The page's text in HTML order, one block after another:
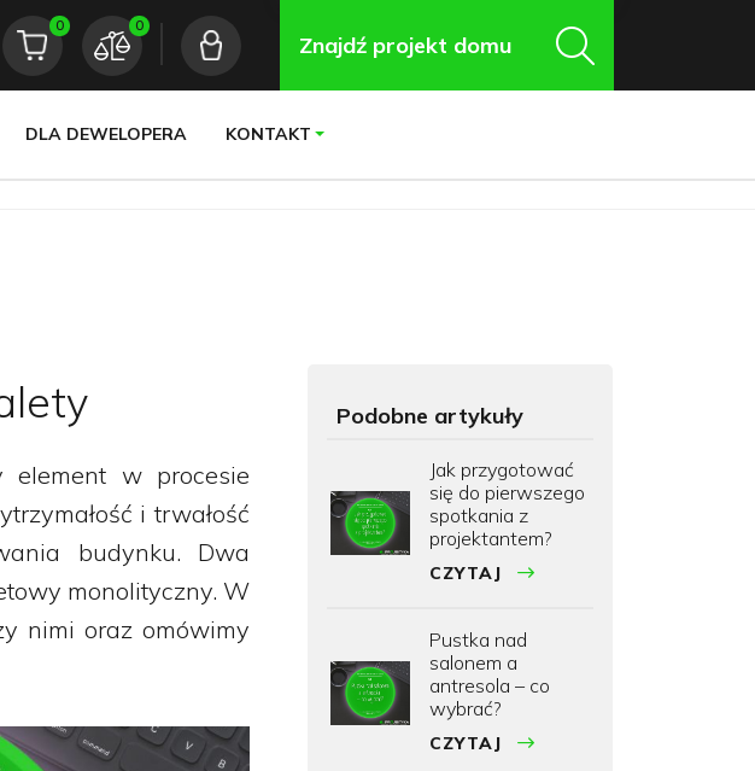
0 0
DLA DEWELOPERA KONTAKT
Znajdź projekt domu
element w procesie
i trwałość
budynku. Dwa
monolityczny. W
nimi oraz omówimy
Podobne artykuły
Jak przygotować
się do pierwszego
spotkania z
projektantem?
CZYTAJ
Pustka nad
salonem a
antresola – co
wybrać?
CZYTAJ